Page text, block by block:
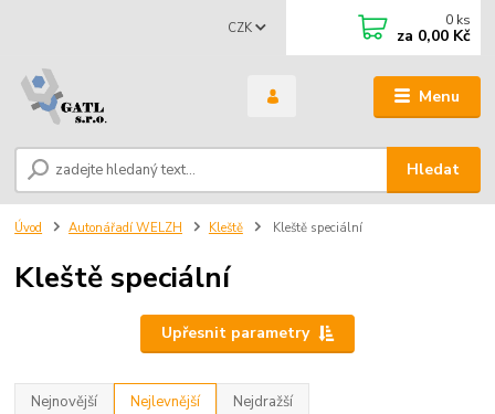
Menu
CZK
Hledat
0 ks
za 0,00 Kč
Úvod Autonářadí WELZH Kleště Kleště speciální
Kleště speciální
Upřesnit parametry
Nejnovější Nejlevnější Nejdražší